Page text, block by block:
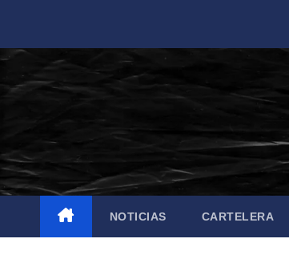
contenido
NOTICIAS CARTELERA